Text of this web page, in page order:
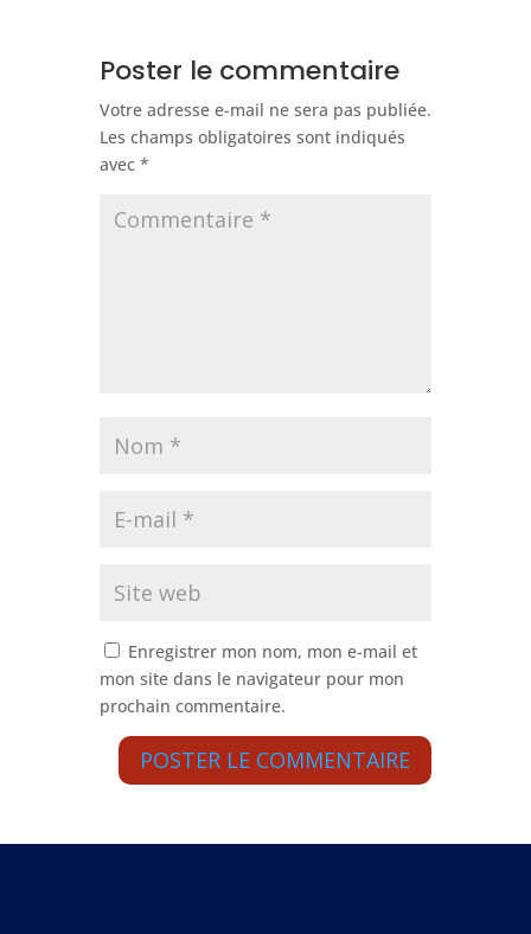
Poster le commentaire
Votre adresse e-mail ne sera pas publiée.
Les champs obligatoires sont indiqués
avec *
Enregistrer mon nom, mon e-mail et
mon site dans le navigateur pour mon
prochain commentaire.